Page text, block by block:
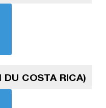
COSTA RICA)